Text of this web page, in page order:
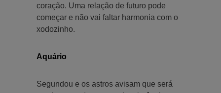
coração. Uma relação de futuro pode
começar e não vai faltar harmonia com o
xodozinho.
Aquário
Segundou e os astros avisam que será